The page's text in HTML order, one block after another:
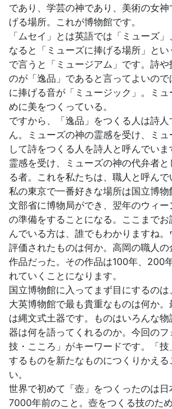
であり、学芸の神であり、美術の女
げる場所。これが博物館です。
「ムセイ」とは英語では「ミューズ
なると「ミューズに捧げる場所」と
で言うと「ミュージアム」です。詩
のが「逸品」であると言ってよいの
に捧げる音が「ミュージック」。ミ
めに美をつくっている。
ですから、「逸品」をつくる人は詩
ん。ミューズの神の霊感を受け、ミュ
して詩をつくる人を詩人と呼んでい
霊感を受け、ミューズの神の代弁者と
る者。これを私たちは、職人と呼んで
私の東京で一番好きな場所は国立博物
文部省に博物局ができ、翌年のウィ
の準備をすることになる。ここまで
んでいる方は、誰でもわかりますね
評価されたものは何か。高岡の職人
作品だった。その作品は100年、200
れていくことになります。
国立博物館に入ってまず目にするのは
大英博物館で最も貴重なものは何か
は縄文式土器です。ものはいろんな
器は何を語ってくれるのか。今回のフ
技・こころ」がキーワードです。「
するものを新たなものにつくりかえ
い。
世界で初めて「壺」をつくったのは日
7000年前のこと。壺をつくる技のため